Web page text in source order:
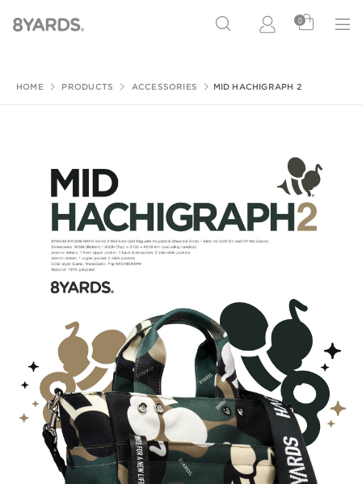
0
HOME PRODUCTS ACCESSORIES MID HACHIGRAPH 2